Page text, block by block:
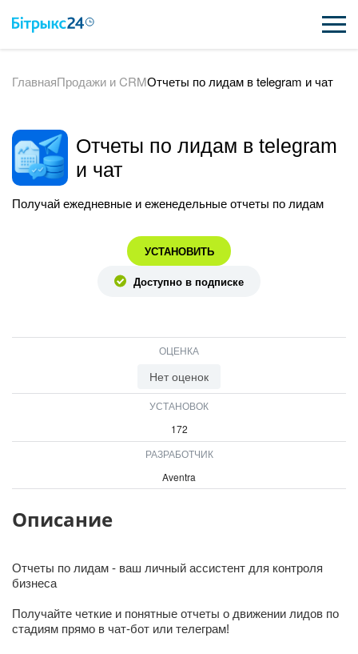
ВОЗМОЖНОСТИ
ИНТЕГРАЦИИ
ВХОД
ГлавнаяПродажи и CRMОтчеты по лидам в telegram и чат
Отчеты по лидам в telegram
и чат
Получай ежедневные и еженедельные отчеты по лидам
УСТАНОВИТЬ
Доступно в подписке
ОЦЕНКА
Нет оценок
УСТАНОВОК
172
РАЗРАБОТЧИК
Aventra
Описание
Отчеты по лидам - ваш личный ассистент для контроля
бизнеса
Получайте четкие и понятные отчеты о движении лидов по
стадиям прямо в чат-бот или телеграм!